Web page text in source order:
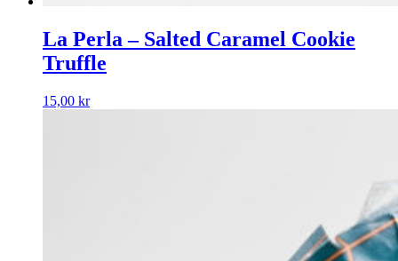
La Perla – Salted Caramel Cookie
Truffle
15,00 kr